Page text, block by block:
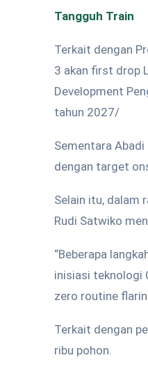
Tangguh Train
Terkait dengan
3 akan first drop
Development
tahun 2027/
Sementara
dengan target
Selain itu, dalam
Rudi Satwiko
“Beberapa
inisiasi teknologi
zero routine
Terkait dengan
ribu pohon.